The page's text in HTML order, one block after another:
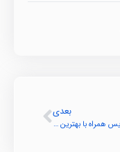
بعدی
سرفرز پارادایس همراه با بهترین تفریحات و جاذبه ها